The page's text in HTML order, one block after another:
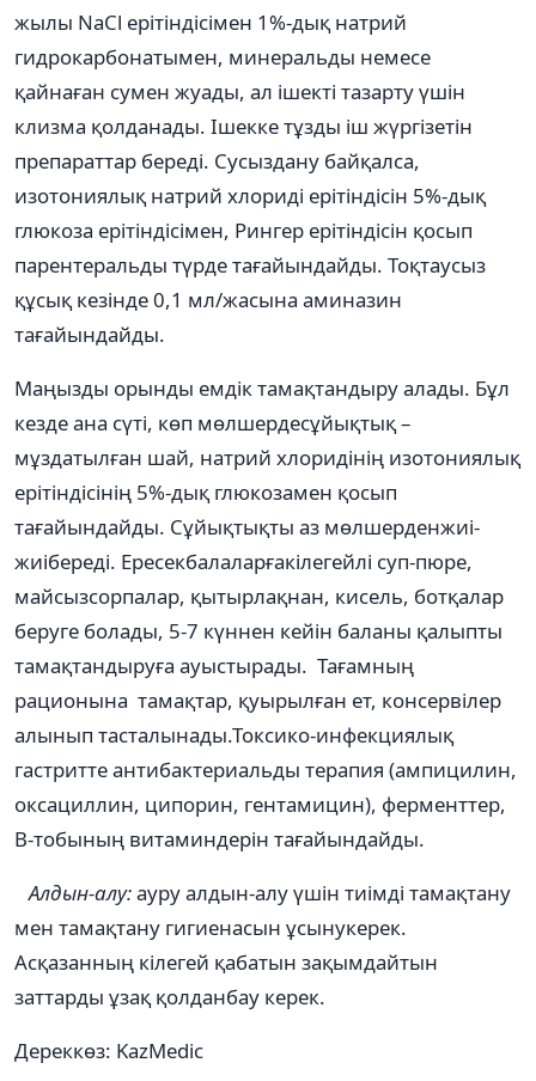
жылы NaCl ерітіндісімен 1%-дық натрий
гидрокарбонатымен, минеральды немесе
қайнаған сумен жуады, ал ішекті тазарту үшін
клизма қолданады. Ішекке тұзды іш жүргізетін
препараттар береді. Сусыздану байқалса,
изотониялық натрий хлориді ерітіндісін 5%-дық
глюкоза ерітіндісімен, Рингер ерітіндісін қосып
парентеральды түрде тағайындайды. Тоқтаусыз
құсық кезінде 0,1 мл/жасына аминазин
тағайындайды.
Маңызды орынды емдік тамақтандыру алады. Бұл
кезде ана сүті, көп мөлшердесұйықтық –
мұздатылған шай, натрий хлоридінің изотониялық
ерітіндісінің 5%-дық глюкозамен қосып
тағайындайды. Сұйықтықты аз мөлшерденжиі-
жиібереді. Ересекбалаларғакілегейлі суп-пюре,
майсызсорпалар, қытырлақнан, кисель, ботқалар
беруге болады, 5-7 күннен кейін баланы қалыпты
тамақтандыруға ауыстырады. Тағамның
рационына тамақтар, қуырылған ет, консервілер
алынып тасталынады.Токсико-инфекциялық
гастритте антибактериальды терапия (ампицилин,
оксациллин, ципорин, гентамицин), ферменттер,
В-тобының витаминдерін тағайындайды.
Алдын-алу:ауру алдын-алу үшін тиімді тамақтану
мен тамақтану гигиенасын ұсынукерек.
Асқазанның кілегей қабатын зақымдайтын
заттарды ұзақ қолданбау керек.
Дереккөз: KazMedic